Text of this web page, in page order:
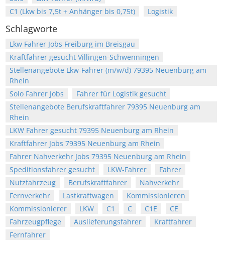
C1 (Lkw bis 7,5t + Anhänger bis 0,75t)
Logistik
Schlagworte
Lkw Fahrer Jobs Freiburg im Breisgau
Kraftfahrer gesucht Villingen-Schwenningen
Stellenangebote Lkw-Fahrer (m/w/d) 79395 Neuenburg am
Rhein
Solo Fahrer Jobs
Fahrer für Logistik gesucht
Stellenangebote Berufskraftfahrer 79395 Neuenburg am
Rhein
LKW Fahrer gesucht 79395 Neuenburg am Rhein
Kraftfahrer Jobs 79395 Neuenburg am Rhein
Fahrer Nahverkehr Jobs 79395 Neuenburg am Rhein
Speditionsfahrer gesucht
LKW-Fahrer
Fahrer
Nutzfahrzeug
Berufskraftfahrer
Nahverkehr
Fernverkehr
Lastkraftwagen
Kommissionieren
Kommissionierer
LKW C1 C C1E
CE
Fahrzeugpflege
Auslieferungsfahrer
Kraftfahrer
Fernfahrer